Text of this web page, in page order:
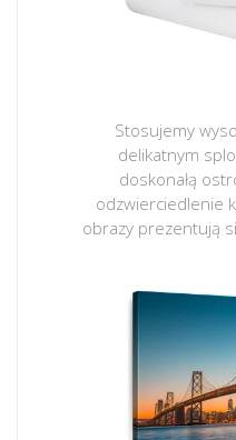
Stosujemy
delikatnym
doskonałą
odzwierciedlenie
obrazy prezentują